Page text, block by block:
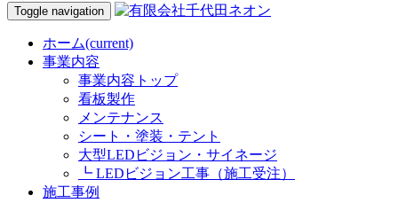
Toggle navigation
ホーム(current)
事業内容
事業内容トップ
看板製作
メンテナンス
シート・塗装・テント
大型LEDビジョン・サイネージ
┗ LEDビジョン工事（施工受注）
施工事例